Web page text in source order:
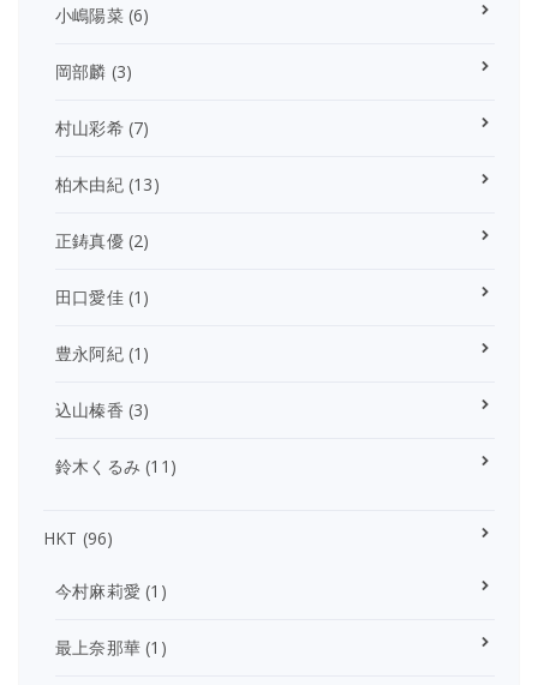
小嶋陽菜(6)
岡部麟 (3)
村山彩希(7)
柏木由紀(13)
正鋳真優(2)
田口愛佳(1)
豊永阿紀(1)
込山榛香 (3)
鈴木くるみ (11)
HKT (96)
今村麻莉愛 (1)
最上奈那華 (1)